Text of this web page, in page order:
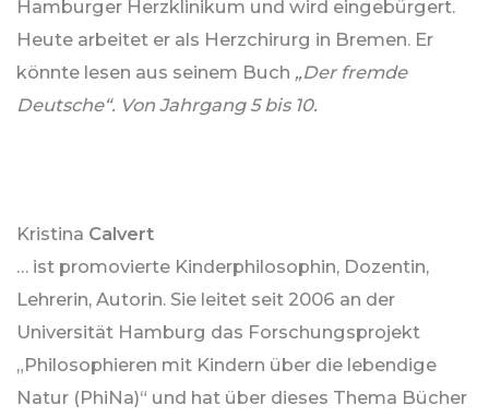
Hamburger Herzklinikum und wird eingebürgert.
Heute arbeitet er als Herzchirurg in Bremen. Er
könnte lesen aus seinem Buch „Der fremde
Deutsche“. Von Jahrgang 5 bis 10.
Kristina Calvert
… ist promovierte Kinderphilosophin, Dozentin,
Lehrerin, Autorin. Sie leitet seit 2006 an der
Universität Hamburg das Forschungsprojekt
„Philosophieren mit Kindern über die lebendige
Natur (PhiNa)“ und hat über dieses Thema Bücher